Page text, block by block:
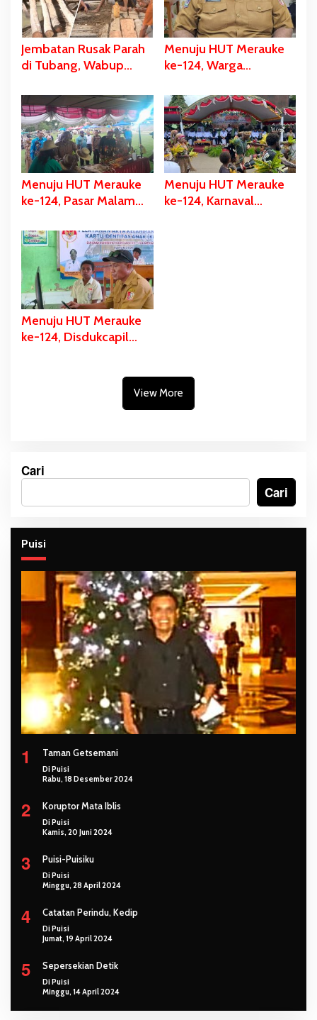
Jembatan Rusak Parah
di Tubang, Wabup
dan Eksekusi Berikan
Bantuan Dana
Perbaikan
Menuju HUT Merauke
ke-124, Warga
Akan Dapat Kado
Spesial
Menuju HUT Merauke
ke-124, Pasar Malam
Berpartisipasi Dalam
Bazar Kuliner
Menuju HUT Merauke
ke-124, Karnaval
Menuju HUT Merauke
ke-124, Disdukcapil
View More
Cari
Cari
Puisi
1 Taman Getsemani
Di Puisi
Rabu, 18 Desember 2024
2 Koruptor Mata Iblis
Di Puisi
Kamis, 20 Juni 2024
3 Puisi-Puisiku
Di Puisi
Minggu, 28 April 2024
4 Catatan Perindu, Kedip
Di Puisi
Jumat, 19 April 2024
5 Sepersekian Detik
Di Puisi
Minggu, 14 April 2024